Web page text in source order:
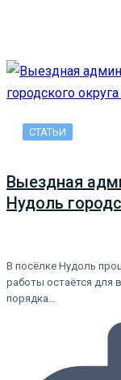
СТАТЬИ
Выездная
Нудоль
В посёлке Нудоль
работы остаётся для
порядка…